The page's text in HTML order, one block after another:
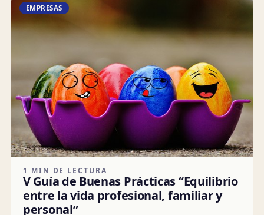
EMPRESAS
1 MIN DE LECTURA
V Guía de Buenas Prácticas “Equilibrio
entre la vida profesional, familiar y
personal”